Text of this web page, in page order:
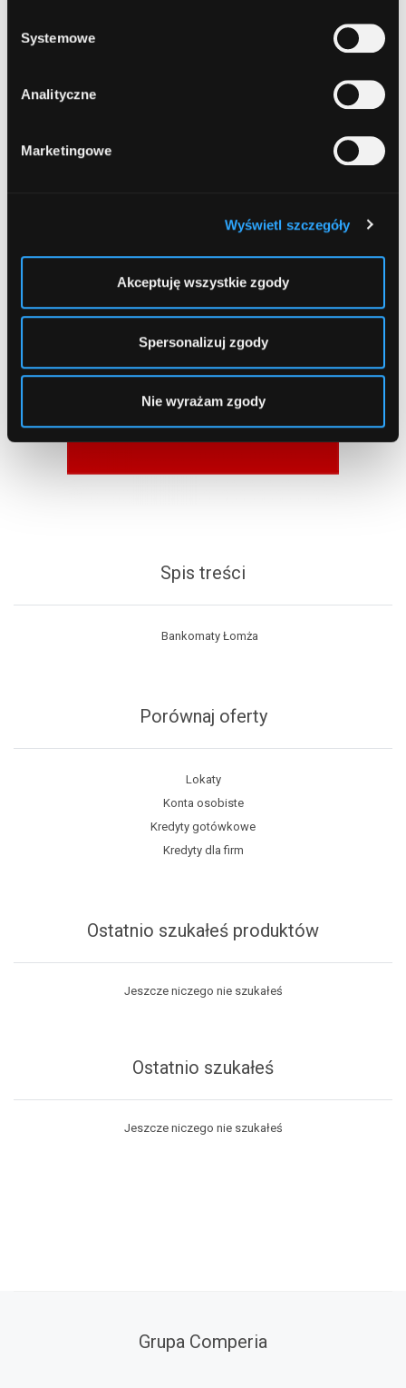
Systemowe
Analityczne
Marketingowe
Wyświetl szczegóły
Akceptuję wszystkie zgody
Spersonalizuj zgody
Nie wyrażam zgody
Spis treści
Bankomaty Łomża
Porównaj oferty
Lokaty
Konta osobiste
Kredyty gotówkowe
Kredyty dla firm
Ostatnio szukałeś produktów
Jeszcze niczego nie szukałeś
Ostatnio szukałeś
Jeszcze niczego nie szukałeś
14
Euronet
, Łomża, Al. Piłsudskiego 115a (Stacja
Grupa Comperia